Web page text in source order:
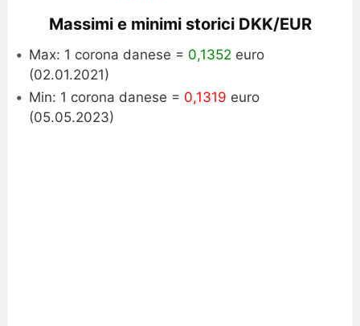
Massimi e minimi storici DKK/EUR
Max: 1 corona danese = 0,1352 euro
(02.01.2021)
Min: 1 corona danese = 0,1319 euro
(05.05.2023)